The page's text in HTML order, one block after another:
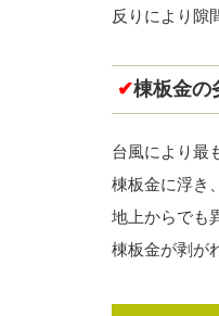
反りにより隙
✔棟板金の
台風により最
棟板金に浮き
地上からでも
棟板金が剥が